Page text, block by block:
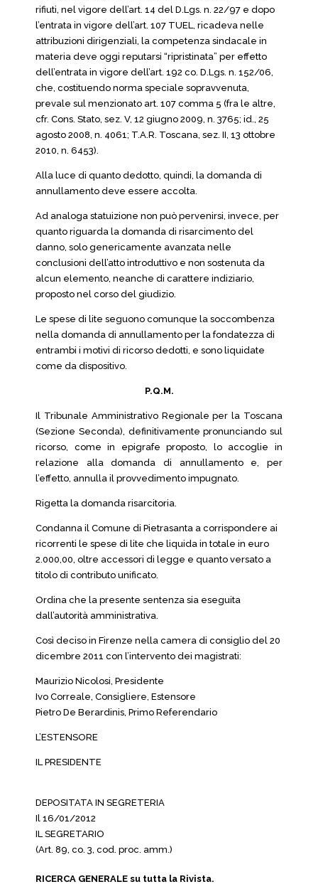
rifiuti, nel vigore dell’art. 14 del D.Lgs. n. 22/97 e dopo
l’entrata in vigore dell’art. 107 TUEL, ricadeva nelle
attribuzioni dirigenziali, la competenza sindacale in
materia deve oggi reputarsi “ripristinata” per effetto
dell’entrata in vigore dell’art. 192 co. D.Lgs. n. 152/06,
che, costituendo norma speciale sopravvenuta,
prevale sul menzionato art. 107 comma 5 (fra le altre,
cfr. Cons. Stato, sez. V, 12 giugno 2009, n. 3765; id., 25
agosto 2008, n. 4061; T.A.R. Toscana, sez. II, 13 ottobre
2010, n. 6453).
Alla luce di quanto dedotto, quindi, la domanda di
annullamento deve essere accolta.
Ad analoga statuizione non può pervenirsi, invece, per
quanto riguarda la domanda di risarcimento del
danno, solo genericamente avanzata nelle
conclusioni dell’atto introduttivo e non sostenuta da
alcun elemento, neanche di carattere indiziario,
proposto nel corso del giudizio.
Le spese di lite seguono comunque la soccombenza
nella domanda di annullamento per la fondatezza di
entrambi i motivi di ricorso dedotti, e sono liquidate
come da dispositivo.
P.Q.M.
Il Tribunale Amministrativo Regionale per la Toscana
(Sezione Seconda), definitivamente pronunciando sul
ricorso, come in epigrafe proposto, lo accoglie in
relazione alla domanda di annullamento e, per
l’effetto, annulla il provvedimento impugnato.
Rigetta la domanda risarcitoria.
Condanna il Comune di Pietrasanta a corrispondere ai
ricorrenti le spese di lite che liquida in totale in euro
2.000,00, oltre accessori di legge e quanto versato a
titolo di contributo unificato.
Ordina che la presente sentenza sia eseguita
dall’autorità amministrativa.
Così deciso in Firenze nella camera di consiglio del 20
dicembre 2011 con l’intervento dei magistrati:
Maurizio Nicolosi, Presidente
Ivo Correale, Consigliere, Estensore
Pietro De Berardinis, Primo Referendario
L’ESTENSORE
IL PRESIDENTE
DEPOSITATA IN SEGRETERIA
Il 16/01/2012
IL SEGRETARIO
(Art. 89, co. 3, cod. proc. amm.)
RICERCA GENERALE su tutta la Rivista.